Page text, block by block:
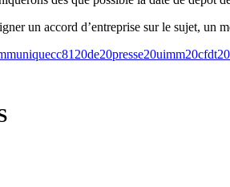
un accord d’entreprise sur le sujet, un